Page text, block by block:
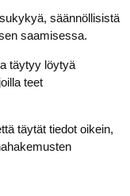
säännöllisistä
saamisessa.
täytyy löytyä
teet
täytät tiedot oikein,